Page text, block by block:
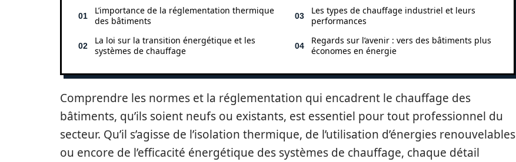
L’importance de la réglementation thermique
des bâtiments
La loi sur la transition énergétique et les
systèmes de chauffage
Les types de chauffage industriel et leurs
performances
Regards sur l’avenir : vers des bâtiments plus
économes en énergie
Comprendre les normes et la réglementation qui encadrent le chauffage des
bâtiments, qu’ils soient neufs ou existants, est essentiel pour tout professionnel du
secteur. Qu’il s’agisse de l’isolation thermique, de l’utilisation d’énergies renouvelables
ou encore de l’efficacité énergétique des systèmes de chauffage, chaque détail